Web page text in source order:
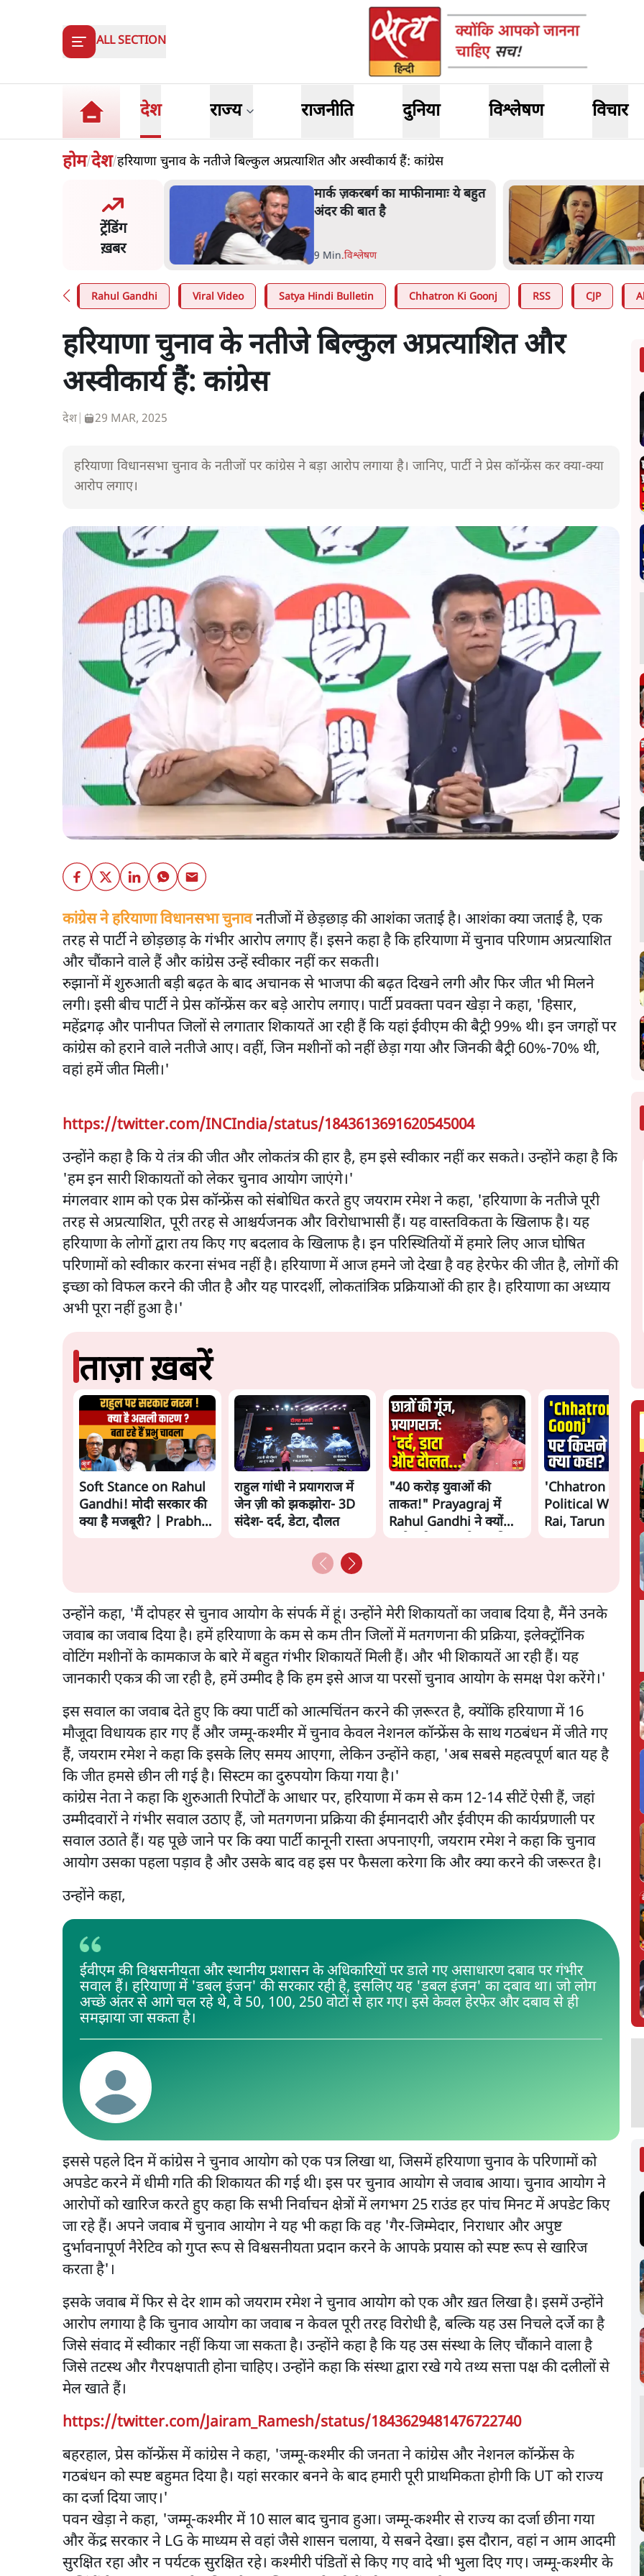
ALL SECTION
देश राज्य राजनीति दुनिया विश्लेषण विचार
होम/देश/हरियाणा चुनाव के नतीजे बिल्कुल अप्रत्याशित और अस्वीकार्य हैं: कांग्रेस
ट्रेंडिंग
ख़बर
मोदी ‘गॉडफादर’ भागवत
Z पर सलाह मानेंः अभिजीत
मार्क ज़करबर्ग का माफीनामाः ये बहुत
अंदर की बात है
9 Min.विश्लेषण
Rahul Gandhi Viral Video Satya Hindi Bulletin Chhatron Ki Goonj RSS CJP
हरियाणा चुनाव के नतीजे बिल्कुल अप्रत्याशित और
अस्वीकार्य हैं: कांग्रेस
देश 29 MAR, 2025
हरियाणा विधानसभा चुनाव के नतीजों पर कांग्रेस ने बड़ा आरोप लगाया है। जानिए, पार्टी ने प्रेस कॉन्फ्रेंस कर क्या-क्या
आरोप लगाए।
कांग्रेस ने हरियाणा विधानसभा चुनावनतीजों में छेड़छाड़ की आशंका जताई है। आशंका क्या जताई है, एक
तरह से पार्टी ने छोड़छाड़ के गंभीर आरोप लगाए हैं। इसने कहा है कि हरियाणा में चुनाव परिणाम अप्रत्याशित
और चौंकाने वाले हैं और कांग्रेस उन्हें स्वीकार नहीं कर सकती।
रुझानों में शुरुआती बड़ी बढ़त के बाद अचानक से भाजपा की बढ़त दिखने लगी और फिर जीत भी मिलने
लगी। इसी बीच पार्टी ने प्रेस कॉन्फ्रेंस कर बड़े आरोप लगाए। पार्टी प्रवक्ता पवन खेड़ा ने कहा, 'हिसार,
महेंद्रगढ़ और पानीपत जिलों से लगातार शिकायतें आ रही हैं कि यहां ईवीएम की बैट्री 99% थी। इन जगहों पर
कांग्रेस को हराने वाले नतीजे आए। वहीं, जिन मशीनों को नहीं छेड़ा गया और जिनकी बैट्री 60%-70% थी,
वहां हमें जीत मिली।'
https://twitter.com/INCIndia/status/1843613691620545004
उन्होंने कहा है कि ये तंत्र की जीत और लोकतंत्र की हार है, हम इसे स्वीकार नहीं कर सकते। उन्होंने कहा है कि
'हम इन सारी शिकायतों को लेकर चुनाव आयोग जाएंगे।'
मंगलवार शाम को एक प्रेस कॉन्फ्रेंस को संबोधित करते हुए जयराम रमेश ने कहा, 'हरियाणा के नतीजे पूरी
तरह से अप्रत्याशित, पूरी तरह से आश्चर्यजनक और विरोधाभासी हैं। यह वास्तविकता के खिलाफ है। यह
हरियाणा के लोगों द्वारा तय किए गए बदलाव के खिलाफ है। इन परिस्थितियों में हमारे लिए आज घोषित
परिणामों को स्वीकार करना संभव नहीं है। हरियाणा में आज हमने जो देखा है वह हेरफेर की जीत है, लोगों की
इच्छा को विफल करने की जीत है और यह पारदर्शी, लोकतांत्रिक प्रक्रियाओं की हार है। हरियाणा का अध्याय
अभी पूरा नहीं हुआ है।'
ताज़ा ख़बरें
Soft Stance on Rahul
Gandhi! मोदी सरकार की
क्या है मजबूरी? | Prabhu
राहुल गांधी ने प्रयागराज में
जेन ज़ी को झकझोरा- 3D
संदेश- दर्द, डेटा, दौलत
"40 करोड़ युवाओं की
ताकत!" Prayagraj में
Rahul Gandhi ने क्यों
'Chhatron Ki
Political War!
Rai, Tarun
Shatrughan on
उन्होंने कहा, 'मैं दोपहर से चुनाव आयोग के संपर्क में हूं। उन्होंने मेरी शिकायतों का जवाब दिया है, मैंने उनके
जवाब का जवाब दिया है। हमें हरियाणा के कम से कम तीन जिलों में मतगणना की प्रक्रिया, इलेक्ट्रॉनिक
वोटिंग मशीनों के कामकाज के बारे में बहुत गंभीर शिकायतें मिली हैं। और भी शिकायतें आ रही हैं। यह
जानकारी एकत्र की जा रही है, हमें उम्मीद है कि हम इसे आज या परसों चुनाव आयोग के समक्ष पेश करेंगे।'
इस सवाल का जवाब देते हुए कि क्या पार्टी को आत्मचिंतन करने की ज़रूरत है, क्योंकि हरियाणा में 16
मौजूदा विधायक हार गए हैं और जम्मू-कश्मीर में चुनाव केवल नेशनल कॉन्फ्रेंस के साथ गठबंधन में जीते गए
हैं, जयराम रमेश ने कहा कि इसके लिए समय आएगा, लेकिन उन्होंने कहा, 'अब सबसे महत्वपूर्ण बात यह है
कि जीत हमसे छीन ली गई है। सिस्टम का दुरुपयोग किया गया है।'
कांग्रेस नेता ने कहा कि शुरुआती रिपोर्टों के आधार पर, हरियाणा में कम से कम 12-14 सीटें ऐसी हैं, जहां
उम्मीदवारों ने गंभीर सवाल उठाए हैं, जो मतगणना प्रक्रिया की ईमानदारी और ईवीएम की कार्यप्रणाली पर
सवाल उठाते हैं। यह पूछे जाने पर कि क्या पार्टी कानूनी रास्ता अपनाएगी, जयराम रमेश ने कहा कि चुनाव
आयोग उसका पहला पड़ाव है और उसके बाद वह इस पर फैसला करेगा कि और क्या करने की जरूरत है।
उन्होंने कहा,
ईवीएम की विश्वसनीयता और स्थानीय प्रशासन के अधिकारियों पर डाले गए असाधारण दबाव पर गंभीर
सवाल हैं। हरियाणा में 'डबल इंजन' की सरकार रही है, इसलिए यह 'डबल इंजन' का दबाव था। जो लोग
अच्छे अंतर से आगे चल रहे थे, वे 50, 100, 250 वोटों से हार गए। इसे केवल हेरफेर और दबाव से ही
समझाया जा सकता है।
इससे पहले दिन में कांग्रेस ने चुनाव आयोग को एक पत्र लिखा था, जिसमें हरियाणा चुनाव के परिणामों को
अपडेट करने में धीमी गति की शिकायत की गई थी। इस पर चुनाव आयोग से जवाब आया। चुनाव आयोग ने
आरोपों को खारिज करते हुए कहा कि सभी निर्वाचन क्षेत्रों में लगभग 25 राउंड हर पांच मिनट में अपडेट किए
जा रहे हैं। अपने जवाब में चुनाव आयोग ने यह भी कहा कि वह 'गैर-जिम्मेदार, निराधार और अपुष्ट
दुर्भावनापूर्ण नैरेटिव को गुप्त रूप से विश्वसनीयता प्रदान करने के आपके प्रयास को स्पष्ट रूप से खारिज
करता है'।
इसके जवाब में फिर से देर शाम को जयराम रमेश ने चुनाव आयोग को एक और ख़त लिखा है। इसमें उन्होंने
आरोप लगाया है कि चुनाव आयोग का जवाब न केवल पूरी तरह विरोधी है, बल्कि यह उस निचले दर्जे का है
जिसे संवाद में स्वीकार नहीं किया जा सकता है। उन्होंने कहा है कि यह उस संस्था के लिए चौंकाने वाला है
जिसे तटस्थ और गैरपक्षपाती होना चाहिए। उन्होंने कहा कि संस्था द्वारा रखे गये तथ्य सत्ता पक्ष की दलीलों से
मेल खाते हैं।
https://twitter.com/Jairam_Ramesh/status/1843629481476722740
बहरहाल, प्रेस कॉन्फ्रेंस में कांग्रेस ने कहा, 'जम्मू-कश्मीर की जनता ने कांग्रेस और नेशनल कॉन्फ्रेंस के
गठबंधन को स्पष्ट बहुमत दिया है। यहां सरकार बनने के बाद हमारी पूरी प्राथमिकता होगी कि UT को राज्य
का दर्जा दिया जाए।'
पवन खेड़ा ने कहा, 'जम्मू-कश्मीर में 10 साल बाद चुनाव हुआ। जम्मू-कश्मीर से राज्य का दर्जा छीना गया
और केंद्र सरकार ने LG के माध्यम से वहां जैसे शासन चलाया, ये सबने देखा। इस दौरान, वहां न आम आदमी
सुरक्षित रहा और न पर्यटक सुरक्षित रहे। कश्मीरी पंडितों से किए गए वादे भी भुला दिए गए। जम्मू-कश्मीर के